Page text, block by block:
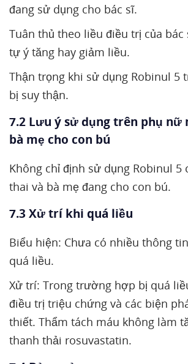
đang sử dụng cho bác sĩ.
Tuân thủ theo liều điều trị của bác
tự ý tăng hay giảm liều.
Thận trọng khi sử dụng Robinul 5
bị suy thận.
7.2 Lưu ý sử dụng trên phụ nữ
bà mẹ cho con bú
Không chỉ định sử dụng Robinul 5
thai và bà mẹ đang cho con bú.
7.3 Xử trí khi quá liều
Biểu hiện: Chưa có nhiều thông
quá liều.
Xử trí: Trong trường hợp bị quá
điều trị triệu chứng và các biện
thiết. Thẩm tách máu không làm
thanh thải rosuvastatin.